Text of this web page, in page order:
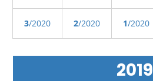
3/2020 2/2020 1/2020
2019